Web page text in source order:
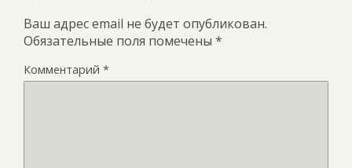
Ваш адрес email не будет опубликован.
Обязательные поля помечены *
Комментарий *